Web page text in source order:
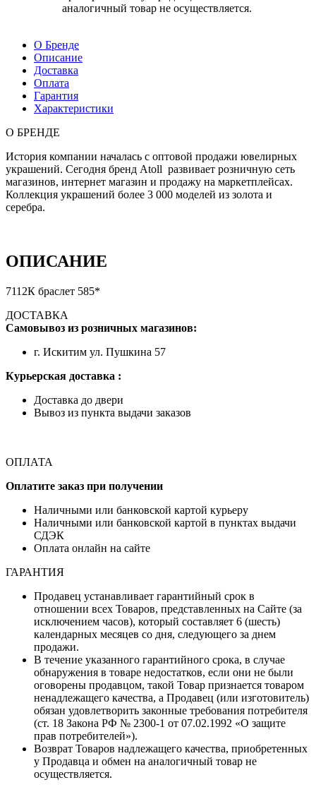
аналогичный товар не осуществляется.
О Бренде
Описание
Доставка
Оплата
Гарантия
Характеристики
О БРЕНДЕ
История компании началась с оптовой продажи ювелирных
украшений. Сегодня бренд Atoll развивает розничную сеть
магазинов, интернет магазин и продажу на маркетплейсах.
Коллекция украшений более 3 000 моделей из золота и
серебра.
ОПИСАНИЕ
7112К браслет 585*
ДОСТАВКА
Самовывоз из розничных магазинов:
г. Искитим ул. Пушкина 57
Курьерская доставка :
Доставка до двери
Вывоз из пункта выдачи заказов
ОПЛАТА
Оплатите заказ при получении
Наличными или банковской картой курьеру
Наличными или банковской картой в пунктах выдачи
СДЭК
Оплата онлайн на сайте
ГАРАНТИЯ
Продавец устанавливает гарантийный срок в
отношении всех Товаров, представленных на Сайте (за
исключением часов), который составляет 6 (шесть)
календарных месяцев со дня, следующего за днем
продажи.
В течение указанного гарантийного срока, в случае
обнаружения в товаре недостатков, если они не были
оговорены продавцом, такой Товар признается товаром
ненадлежащего качества, а Продавец (или изготовитель)
обязан удовлетворить законные требования потребителя
(ст. 18 Закона РФ № 2300-1 от 07.02.1992 «О защите
прав потребителей»).
Возврат Товаров надлежащего качества, приобретенных
у Продавца и обмен на аналогичный товар не
осуществляется.